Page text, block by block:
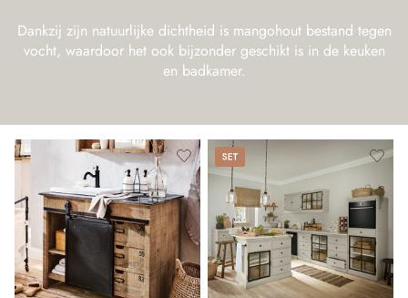
Dankzij zijn natuurlijke dichtheid is mangohout bestand tegen
vocht, waardoor het ook bijzonder geschikt is in de keuken
en badkamer.
Set